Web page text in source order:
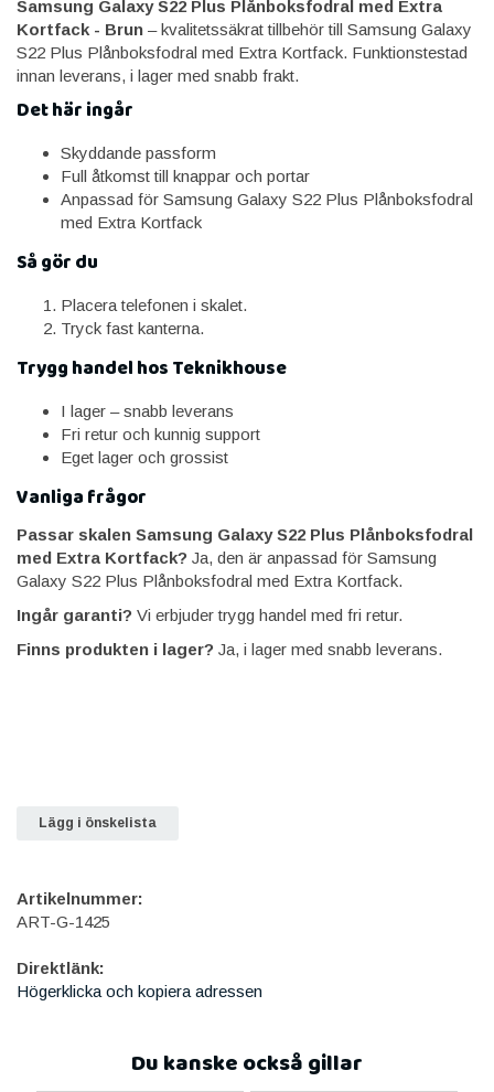
Samsung Galaxy S22 Plus Plånboksfodral med Extra
Kortfack - Brun – kvalitetssäkrat tillbehör till Samsung Galaxy
S22 Plus Plånboksfodral med Extra Kortfack. Funktionstestad
innan leverans, i lager med snabb frakt.
Det här ingår
Skyddande passform
Full åtkomst till knappar och portar
Anpassad för Samsung Galaxy S22 Plus Plånboksfodral
med Extra Kortfack
Så gör du
Placera telefonen i skalet.
Tryck fast kanterna.
Trygg handel hos Teknikhouse
I lager – snabb leverans
Fri retur och kunnig support
Eget lager och grossist
Vanliga frågor
Passar skalen Samsung Galaxy S22 Plus Plånboksfodral
med Extra Kortfack? Ja, den är anpassad för Samsung
Galaxy S22 Plus Plånboksfodral med Extra Kortfack.
Ingår garanti? Vi erbjuder trygg handel med fri retur.
Finns produkten i lager? Ja, i lager med snabb leverans.
Lägg i önskelista
Artikelnummer:
ART-G-1425
Direktlänk:
Högerklicka och kopiera adressen
Du kanske också gillar